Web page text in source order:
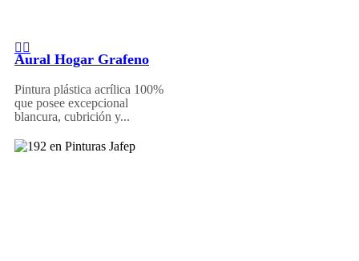
Aural Hogar Grafeno
Pintura plástica acrílica 100%
que posee excepcional
blancura, cubrición y...